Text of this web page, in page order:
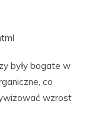
były bogate w
co
wzrost